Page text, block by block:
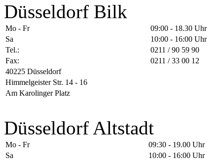
Düsseldorf Bilk
Mo - Fr
09:00 - 18.30 Uhr
Sa
10:00 - 16:00 Uhr
Tel.:
0211 / 90 59 90
Fax:
0211 / 33 00 12
40225 Düsseldorf
Himmelgeister Str. 14 - 16
Am Karolinger Platz
Düsseldorf Altstadt
Mo - Fr
09:30 - 19.00 Uhr
Sa
10:00 - 16:00 Uhr